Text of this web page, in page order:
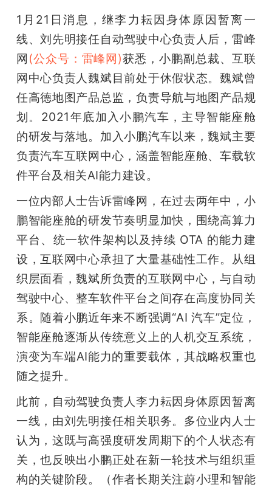
1月21日消息，继李力耘因身体原因暂离一
线、刘先明接任自动驾驶中心负责人后，雷峰
网 (公众号：雷峰网)获悉，小鹏副总裁、互联
网中心负责人魏斌目前处于休假状态。魏斌曾
任高德地图产品总监，负责导航与地图产品规
划。2021年底加入小鹏汽车，主导智能座舱
的研发与落地。加入小鹏汽车以来，魏斌主要
负责汽车互联网中心，涵盖智能座舱、车载软
件平台及相关AI能力建设。
一位内部人士告诉雷峰网，在过去两年中，小
鹏智能座舱的研发节奏明显加快，围绕高算力
平台、统一软件架构以及持续 OTA 的能力建
设，互联网中心承担了大量基础性工作。从组
织层面看，魏斌所负责的互联网中心，与自动
驾驶中心、整车软件平台之间存在高度协同关
系。随着小鹏近年来不断强调“AI 汽车”定位，
智能座舱逐渐从传统意义上的人机交互系统，
演变为车端AI能力的重要载体，其战略权重也
随之提升。
此前，自动驾驶负责人李力耘因身体原因暂离
一线，由刘先明接任相关职务。多位业内人士
认为，这既与高强度研发周期下的个人状态有
关，也反映出小鹏正处在新一轮技术与组织重
构的关键阶段。（作者长期关注蔚小理和智能